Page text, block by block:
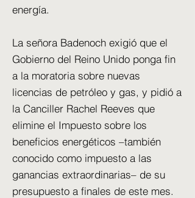
energía.
La señora Badenoch exigió que el
Gobierno del Reino Unido ponga fin
a la moratoria sobre nuevas
licencias de petróleo y gas, y pidió a
la Canciller Rachel Reeves que
elimine el Impuesto sobre los
beneficios energéticos –también
conocido como impuesto a las
ganancias extraordinarias– de su
presupuesto a finales de este mes.